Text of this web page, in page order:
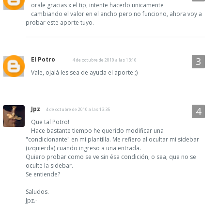
orale gracias x el tip, intente hacerlo unicamente
cambiando el valor en el ancho pero no funciono, ahora voy a
probar este aporte tuyo.
El Potro 4 de octubre de 2010 a las 13:16
Vale, ojalá les sea de ayuda el aporte ;)
Jpz 4 de octubre de 2010 a las 13:35
Que tal Potro!
Hace bastante tiempo he querido modificar una
"condicionante" en mi plantilla. Me refiero al ocultar mi sidebar
(izquierda) cuando ingreso a una entrada.
Quiero probar como se ve sin ésa condición, o sea, que no se
oculte la sidebar.
Se entiende?
Saludos.
Jpz.-